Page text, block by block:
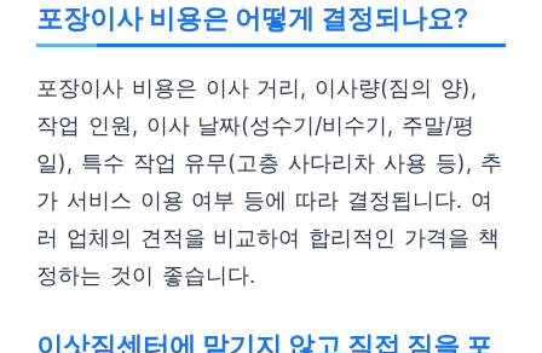
포장이사 비용은 어떻게 결정되나요?
포장이사 비용은 이사 거리, 이사량(짐의 양),
작업 인원, 이사 날짜(성수기/비수기, 주말/평
일), 특수 작업 유무(고층 사다리차 사용 등), 추
가 서비스 이용 여부 등에 따라 결정됩니다. 여
러 업체의 견적을 비교하여 합리적인 가격을 책
정하는 것이 좋습니다.
이삿짐센터에 맡기지 않고 직접 짐을 포